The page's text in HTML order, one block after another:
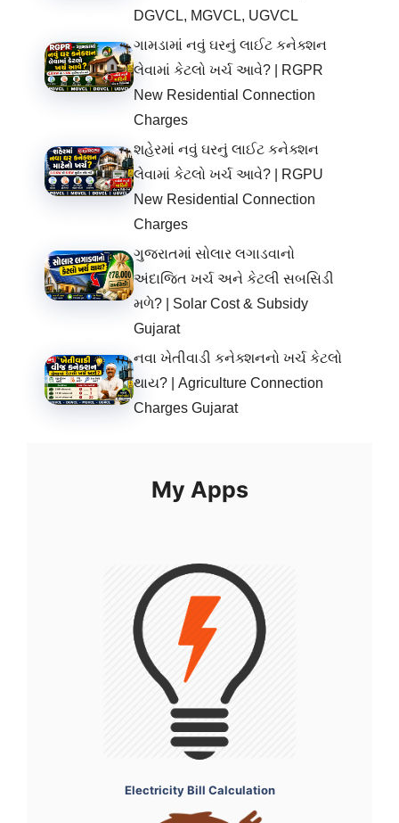
DGVCL, MGVCL, UGVCL
ગામડામાં નવું ઘરનું લાઈટ કનેક્શન
લેવામાં કેટલો ખર્ચ આવે? | RGPR
New Residential Connection
Charges
શહેરમાં નવું ઘરનું લાઈટ કનેક્શન
લેવામાં કેટલો ખર્ચ આવે? | RGPU
New Residential Connection
Charges
ગુજરાતમાં સોલાર લગાડવાનો
અંદાજિત ખર્ચ અને કેટલી સબસિડી
મળે? | Solar Cost & Subsidy
Gujarat
નવા ખેતીવાડી કનેક્શનનો ખર્ચ કેટલો
થાય? | Agriculture Connection
Charges Gujarat
My Apps
Electricity Bill Calculation